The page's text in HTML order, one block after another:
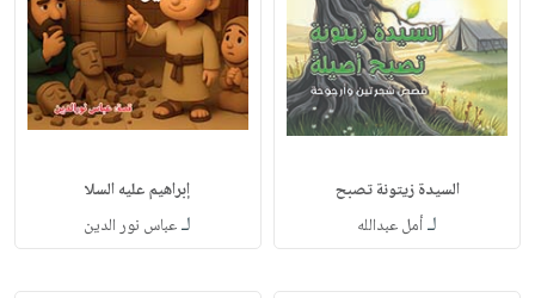
السيدة زيتونة تصبح
لـأمل عبدالله
إبراهيم عليه السلا
لـعباس نور الدين